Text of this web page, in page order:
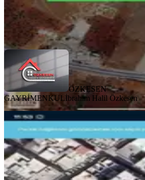
ÖZKESEN GAYRİMENKULİbrahim
ÖZKESEN
GAYRİMENKULİbrahim Halil Özkesen
Güneş Mahallesin
B2 Arsa
Gaziantep, Şahinbey
143 m²·12.238/m²·